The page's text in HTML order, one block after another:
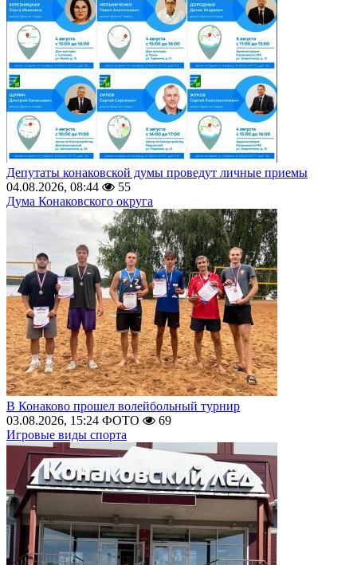
Депутаты конаковской думы проведут личные приемы
04.08.2026, 08:44
55
Дума Конаковского округа
В Конаково прошел волейбольный турнир
03.08.2026, 15:24 ФОТО
69
Игровые виды спорта